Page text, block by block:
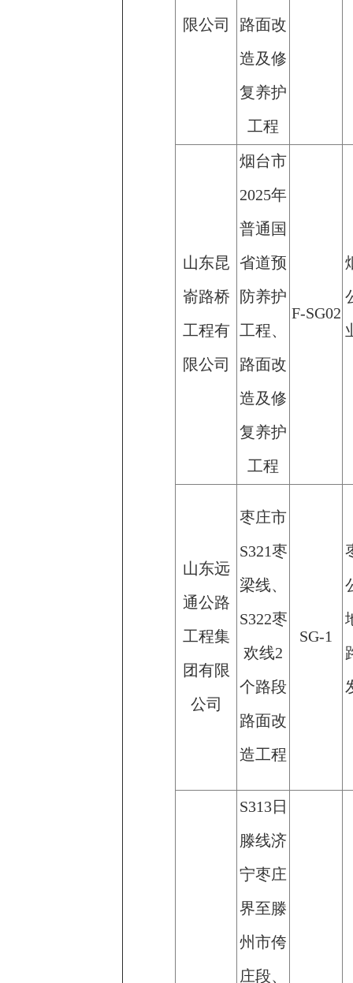
限公司
路面改
造及修
复养护
工程
山东昆
嵛路桥
工程有
限公司
烟台市
2025年
普通国
省道预
防养护
工程、
路面改
造及修
复养护
工程
F-SG02
山东远
通公路
工程集
团有限
公司
枣庄市
S321枣
梁线、
S322枣
欢线2
个路段
路面改
造工程
SG-1
S313日
滕线济
宁枣庄
界至滕
州市侉
庄段、